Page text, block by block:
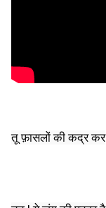
तू फ़ासलों की कद्र कर